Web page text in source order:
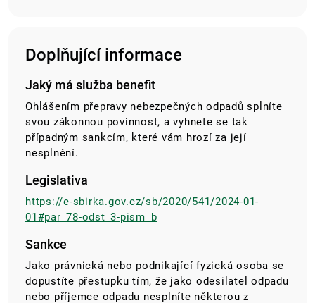
Doplňující informace
Jaký má služba benefit
Ohlášením přepravy nebezpečných odpadů splníte
svou zákonnou povinnost, a vyhnete se tak
případným sankcím, které vám hrozí za její
nesplnění.
Legislativa
https://e-sbirka.gov.cz/sb/2020/541/2024-01-
01#par_78-odst_3-pism_b
Sankce
Jako právnická nebo podnikající fyzická osoba se
dopustíte přestupku tím, že jako odesilatel odpadu
nebo příjemce odpadu nesplníte některou z